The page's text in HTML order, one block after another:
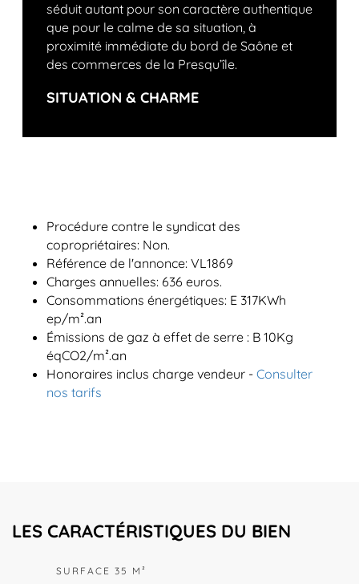
séduit autant pour son caractère authentique
que pour le calme de sa situation, à
proximité immédiate du bord de Saône et
des commerces de la Presqu’île.
SITUATION & CHARME
Procédure contre le syndicat des
copropriétaires: Non.
Référence de l'annonce: VL1869
Charges annuelles: 636 euros.
Consommations énergétiques: E 317KWh
ep/m².an
Émissions de gaz à effet de serre : B 10Kg
éqCO2/m².an
Honoraires inclus charge vendeur - Consulter
nos tarifs
LES CARACTÉRISTIQUES DU BIEN
SURFACE 35 M²